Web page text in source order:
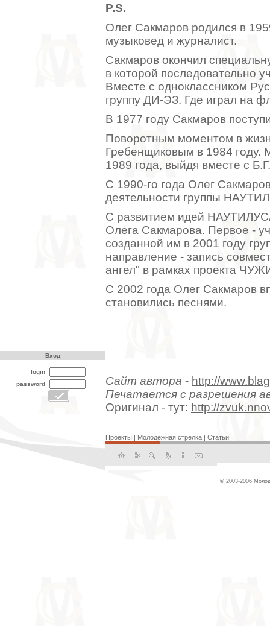
P.S.
Олег Сакмаров родился в
музыковед и журналист.
Сакмаров окончил
в которой последовательно
Вместе с одноклассником
группу ДИ-ЭЗ. Где играл на
В 1977 году Сакмаров
Поворотным моментом в
Гребенщиковым в 1984
1989 года, выйдя вместе с
С 1990-го года Олег
деятельности группы
С развитием идей
Олега Сакмарова. Первое -
созданной им в 2001 году
направление - запись
ангел" в рамках проекта
С 2002 года Олег Сакмаров
становились песнями.
Сайт автора - http://
Печатается с разрешения
Оригинал - тут: http://
Проекты | Молодёжная стрелка | Статьи
Вход
login
password
© 2003-2006